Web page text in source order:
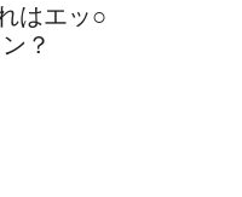
はエッ○
？